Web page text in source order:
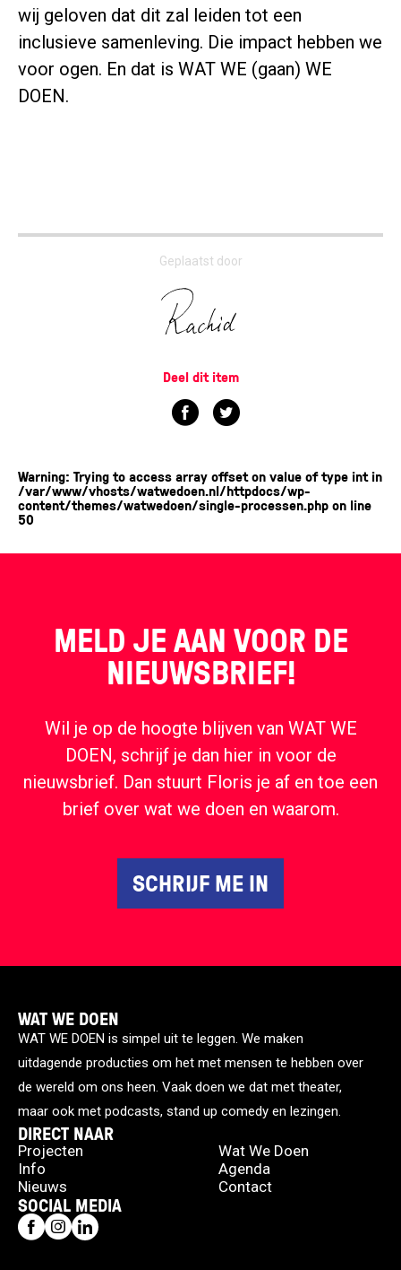
wij geloven dat dit zal leiden tot een
inclusieve samenleving. Die impact hebben we
voor ogen. En dat is WAT WE (gaan) WE
DOEN.
Geplaatst door
Deel dit item
Warning: Trying to access array offset on value of type int in
/var/www/vhosts/watwedoen.nl/httpdocs/wp-
content/themes/watwedoen/single-processen.phpon line
50
MELD JE AAN VOOR DE
NIEUWSBRIEF!
Wil je op de hoogte blijven van WAT WE
DOEN, schrijf je dan hier in voor de
nieuwsbrief. Dan stuurt Floris je af en toe een
brief over wat we doen en waarom.
SCHRIJF ME IN
WAT WE DOEN
WAT WE DOEN is simpel uit te leggen. We maken
uitdagende producties om het met mensen te hebben over
de wereld om ons heen. Vaak doen we dat met theater,
maar ook met podcasts, stand up comedy en lezingen.
DIRECT NAAR
Projecten
Info
Nieuws
Wat We Doen
Agenda
Contact
SOCIAL MEDIA